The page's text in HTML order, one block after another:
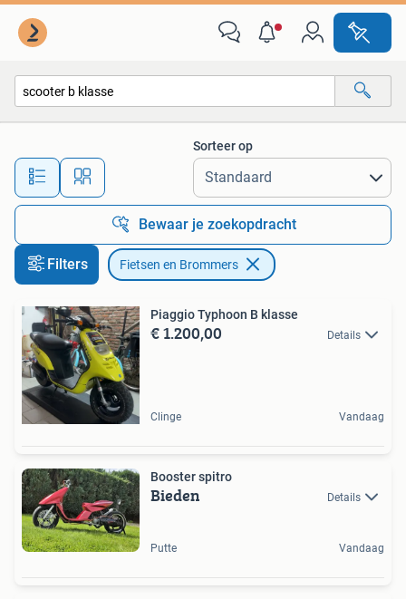
Alle afstanden…
Sorteer op
Bewaar je zoekopdracht
Filters Fietsen en Brommers
Piaggio Typhoon B klasse
€ 1.200,00 Details
Clinge Vandaag
Booster spitro
Bieden Details
Putte Vandaag